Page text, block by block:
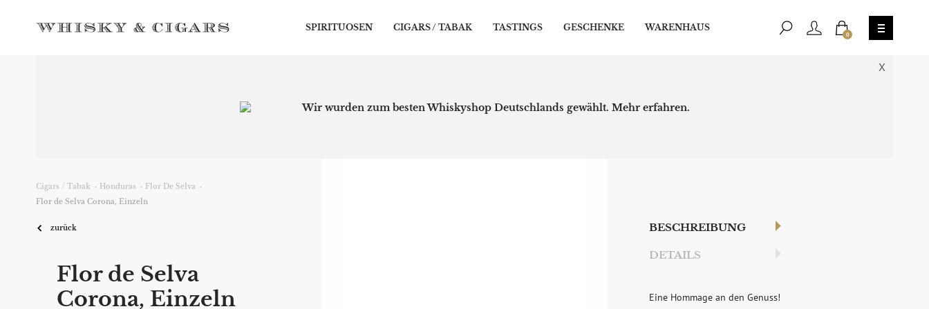
SPIRITUOSEN CIGARS / TABAK TASTINGS GESCHENKE WARENHAUS
0
X
Wir wurden zum besten Whiskyshop Deutschlands gewählt. Mehr erfahren.
Cigars / Tabak · Honduras · Flor De Selva
·
Flor de Selva Corona, Einzeln
zurück
Flor de Selva
Corona, Einzeln
BESCHREIBUNG
DETAILS
Eine Hommage an den Genuss!